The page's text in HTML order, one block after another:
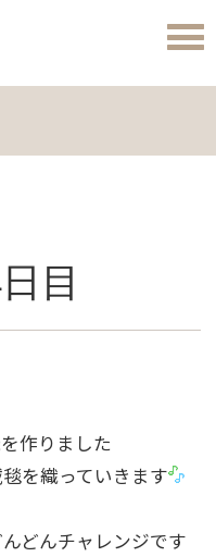
目
作りました
を織っていきます
どんチャレンジです